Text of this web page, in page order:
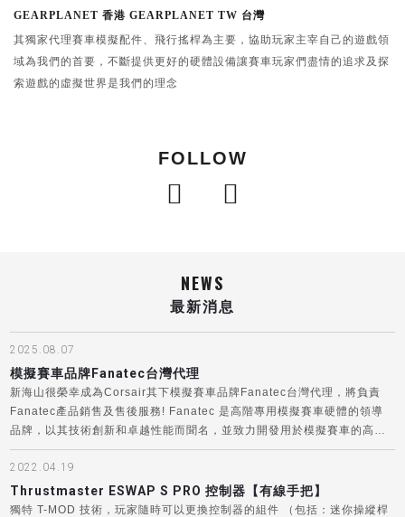
GEARPLANET 香港 GEARPLANET TW 台灣
其獨家代理賽車模擬配件、飛行搖桿為主要，協助玩家主宰自己的遊戲領
域為我們的首要，不斷提供更好的硬體設備讓賽車玩家們盡情的追求及探
索遊戲的虛擬世界是我們的理念
FOLLOW
NEWS
最新消息
2025.08.07
模擬賽車品牌Fanatec台灣代理
新海山很榮幸成為Corsair其下模擬賽車品牌Fanatec台灣代理，將負責
Fanatec產品銷售及售後服務! Fanatec 是高階專用模擬賽車硬體的領導
品牌，以其技術創新和卓越性能而聞名，並致力開發用於模擬賽車的高階
硬件，其直驅式方向盤、方向盤、踏板、駕駛艙適用於PlayStation、
Xbox等遊戲主機 和PC的配件。Fanatec產品在德國設計，每一款產品都
以性能、耐用性和沉浸感為核心。 歡迎與我們聯絡或洽經銷:
Line:@gearplanet Office : 03-3676713
2022.04.19
Thrustmaster ESWAP S PRO 控制器【有線手把】
獨特 T-MOD 技術，玩家隨時可以更換控制器的組件 （包括：迷你操縱桿